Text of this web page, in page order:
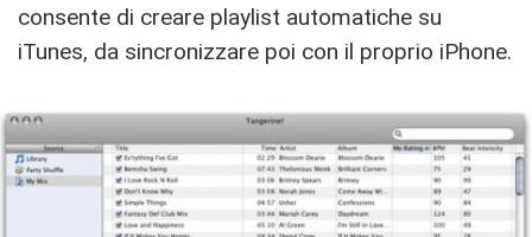
consente di creare playlist automatiche su
iTunes, da sincronizzare poi con il proprio iPhone.